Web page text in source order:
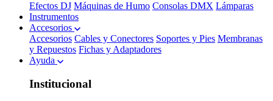
Efectos DJ Máquinas de Humo Consolas DMX Lámparas
Instrumentos
Accesorios
Accesorios Cables y Conectores Soportes y Pies Membranas
y Repuestos Fichas y Adaptadores
Ayuda
Institucional